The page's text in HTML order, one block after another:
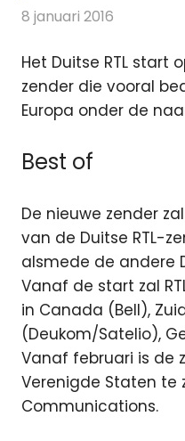
8 januari 2016
Het Duitse RTL start
zender die vooral
Europa onder de
Best of
De nieuwe zender
van de Duitse RTL-
alsmede de andere
Vanaf de start zal
in Canada (Bell),
(Deukom/Satelio),
Vanaf februari is de
Verenigde Staten te
Communications.